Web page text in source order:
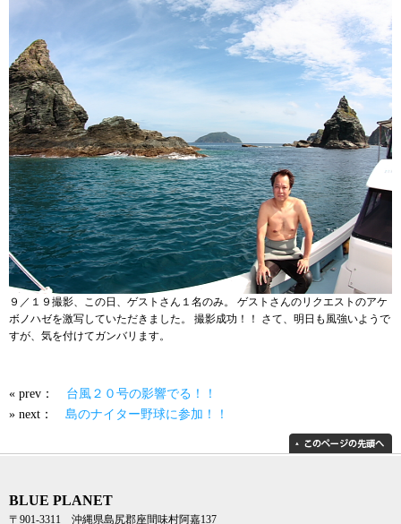
９／１９撮影、この日、ゲストさん１名のみ。 ゲストさんのリクエストのアケ
ボノハゼを激写していただきました。 撮影成功！！ さて、明日も風強いようで
すが、気を付けてガンバリます。
« prev： 台風２０号の影響でる！！
» next： 島のナイター野球に参加！！
BLUE PLANET
〒901-3311 沖縄県島尻郡座間味村阿嘉137